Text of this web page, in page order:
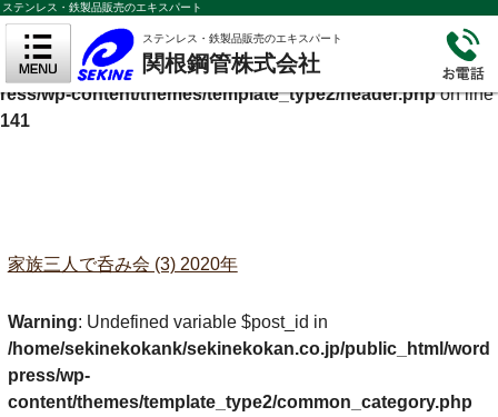
Warning
: Undefined variable $cf_description in
/home/sekinekokank/sekinekokan.co.jp/public_html/wordp
ress/wp-content/themes/template_type2/header.phpon line
141
ステンレス・鉄製品販売のエキスパート
ステンレス・鉄製品販売のエキスパート
関根鋼管株式会社
家族三人で呑み会 (3) 2020年
Warning: Undefined variable $post_id in
/home/sekinekokank/sekinekokan.co.jp/public_html/word
press/wp-
content/themes/template_type2/common_category.php